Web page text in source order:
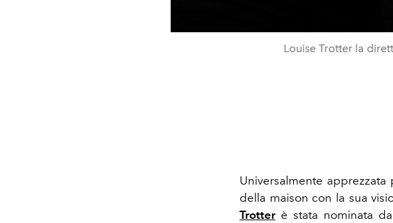
Louise Trotter la
Universalmente
della maison con la sua
Trotter è stata nominata da